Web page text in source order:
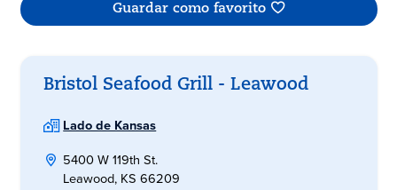
Guardar como favorito
Bristol Seafood Grill - Leawood
Lado de Kansas
5400 W 119th St.
Leawood, KS 66209